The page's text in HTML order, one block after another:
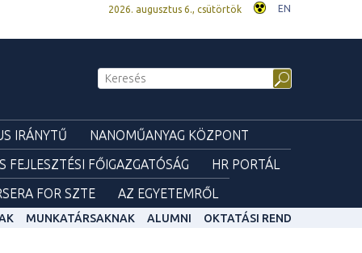
2026. augusztus 6., csütörtök EN
IRÁNYTŰ
NANOMŰANYAG KÖZPONT
FEJLESZTÉSI FŐIGAZGATÓSÁG
HR PORTÁL
FOR SZTE AZ EGYETEMRŐL
MUNKATÁRSAKNAK ALUMNI OKTATÁSI REND